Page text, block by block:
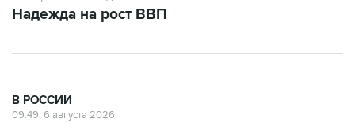
Надежда на рост ВВП
В РОССИИ
09:49, 6 августа 2026